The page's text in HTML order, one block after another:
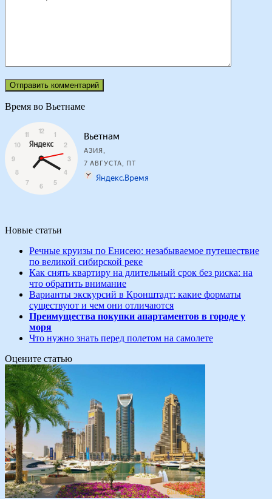
Время во Вьетнаме
Новые статьи
Речные круизы по Енисею: незабываемое путешествие
по великой сибирской реке
Как снять квартиру на длительный срок без риска: на
что обратить внимание
Варианты экскурсий в Кронштадт: какие форматы
существуют и чем они отличаются
Преимущества покупки апартаментов в городе у
моря
Что нужно знать перед полетом на самолете
Оцените статью